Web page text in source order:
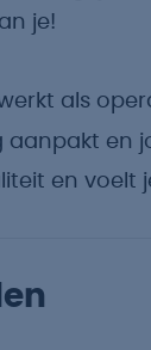
je!
als
en
en